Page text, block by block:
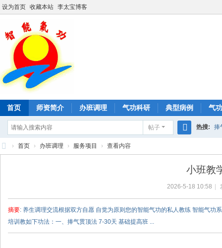
设为首页 收藏本站 李太宝博客
首页 师资简介 办班调理 气功科研 典型病例 气
帖子
索
热搜: 捧
› 首页 › 办班调理 › 服务项目 › 查看内容
小班教
2026-5-18 10:58
摘要: 养生调理交流根据双方自愿 自觉为原则您的智能气功的私人教练 智能气
培训教如下功法：一、捧气贯顶法 7-30天 基础提高班 ...